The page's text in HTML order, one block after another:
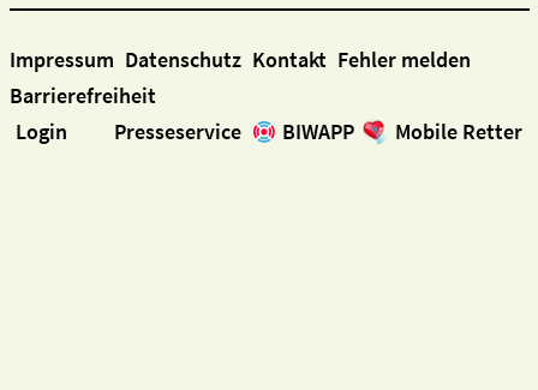
Impressum Datenschutz Kontakt Fehler melden
Barrierefreiheit
Login
Presseservice BIWAPP Mobile Retter